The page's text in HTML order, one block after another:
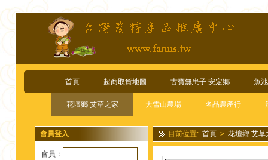
首頁 超商取貨地圖 古寶無患子 安定鄉 魚
花壇鄉 艾草之家 大雪山農場 名品農產行
會員登入
會員：
目前位置: 首頁 > 花壇鄉 艾草